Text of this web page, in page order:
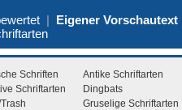
| Eigener Vorschautext
Schriften
Antike Schriftarten
Schriftarten
Dingbats
Gruselige Schriftarten